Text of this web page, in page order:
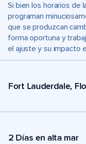
Si bien los horarios de
programan
que se produzcan
forma oportuna y
el ajuste y su impacto
Fort Lauderdale,
2 Días en alta mar